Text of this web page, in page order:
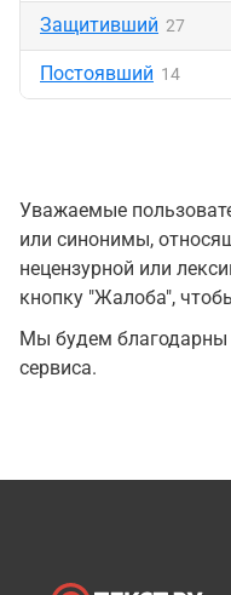
Защитивший 27
Постоявший 14
Уважаемые
или синонимы,
нецензурной или
кнопку "Жалоба",
Мы будем благодарны
сервиса.